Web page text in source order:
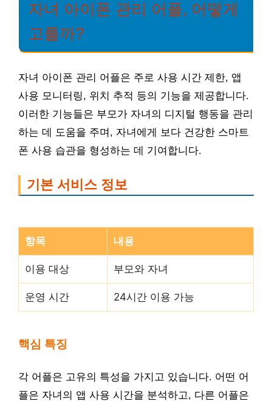
자녀 아이폰 관리 어플, 어떻게
고를까?
자녀 아이폰 관리 어플은 주로 사용 시간 제한, 앱
사용 모니터링, 위치 추적 등의 기능을 제공합니다.
이러한 기능들은 부모가 자녀의 디지털 행동을 관리
하는 데 도움을 주며, 자녀에게 보다 건강한 스마트
폰 사용 습관을 형성하는 데 기여합니다.
기본 서비스 정보
항목 내용
이용 대상 부모와 자녀
운영 시간 24시간 이용 가능
핵심 특징
각 어플은 고유의 특성을 가지고 있습니다. 어떤 어
플은 자녀의 앱 사용 시간을 분석하고, 다른 어플은